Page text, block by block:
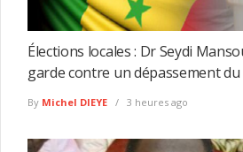
Élections locales : Dr Seydi
garde contre un dépassement
By Michel DIEYE 3 heures ago